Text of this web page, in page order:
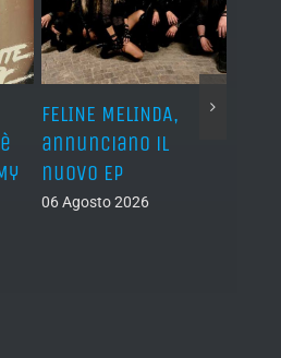
FELINE MELINDA,
annunciano il
nuovo EP
06 Agosto 2026